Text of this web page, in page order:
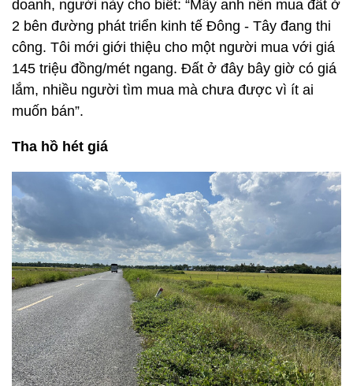
doanh, người này cho biết: “Mấy anh nên mua đất ở
2 bên đường phát triển kinh tế Đông - Tây đang thi
công. Tôi mới giới thiệu cho một người mua với giá
145 triệu đồng/mét ngang. Đất ở đây bây giờ có giá
lắm, nhiều người tìm mua mà chưa được vì ít ai
muốn bán”.
Tha hồ hét giá